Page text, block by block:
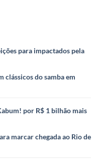
para impactados pela
clássicos do samba em
por R$ 1 bilhão mais
marcar chegada ao Rio de